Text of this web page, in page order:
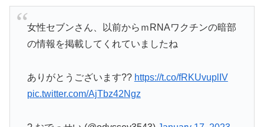
女性セブンさん、以前からｍRNAワクチンの暗部
の情報を掲載してくれていましたね
ありがとうございます?? https://t.co/fRKUvuplIV
pic.twitter.com/AjTbz42Ngz